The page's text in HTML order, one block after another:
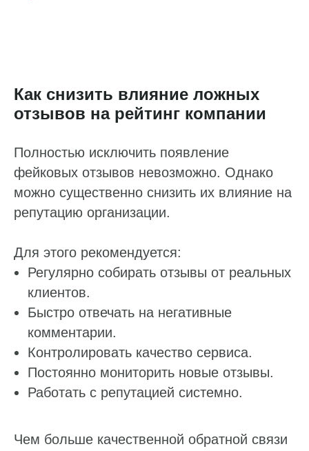
Как снизить влияние ложных
отзывов на рейтинг компании
Полностью исключить появление
фейковых отзывов невозможно. Однако
можно существенно снизить их влияние на
репутацию организации.
Для этого рекомендуется:
Регулярно собирать отзывы от реальных
клиентов.
Быстро отвечать на негативные
комментарии.
Контролировать качество сервиса.
Постоянно мониторить новые отзывы.
Работать с репутацией системно.
Чем больше качественной обратной связи
Отправить